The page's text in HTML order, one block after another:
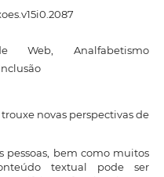
Web, Analfabetismo
novas perspectivas de
pessoas, bem como muitos
textual pode ser